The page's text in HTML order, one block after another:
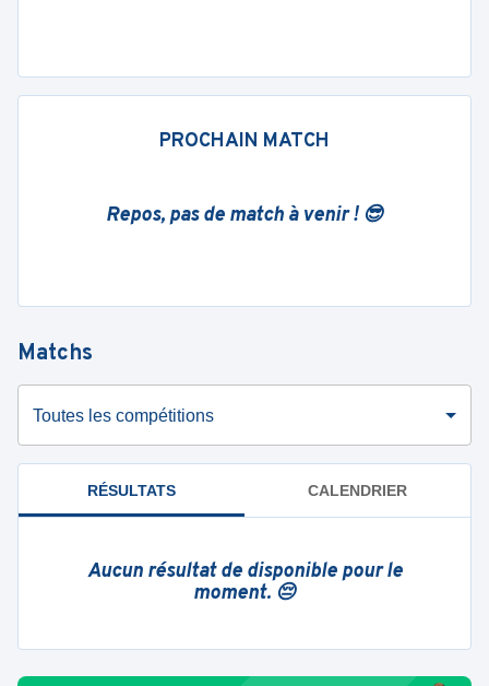
PROCHAIN MATCH
Repos, pas de match à venir ! 😎
Matchs
Toutes les compétitions
RÉSULTATS CALENDRIER
Aucun résultat de disponible pour le
moment. 😔